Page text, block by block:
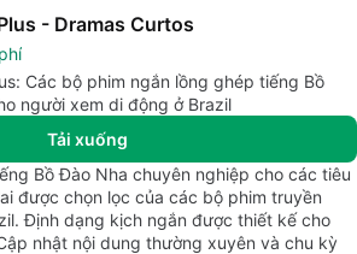
- Dramas Curtos
Các bộ phim ngắn lồng ghép tiếng Bồ
người xem di động ở Brazil
Tải xuống
Bồ Đào Nha chuyên nghiệp cho các tiêu
được chọn lọc của các bộ phim truyền
Định dạng kịch ngắn được thiết kế cho
nhật nội dung thường xuyên và chu kỳ